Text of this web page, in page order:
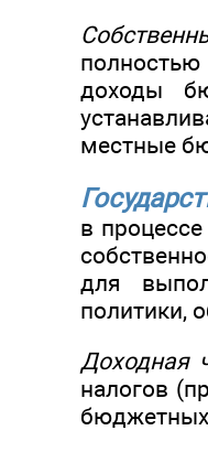
доходы
местные
в
для
политики,
Доходная
налогов